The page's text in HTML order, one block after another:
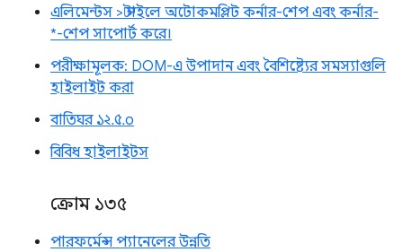
এলিমেন্টস > স্টাইলে অটোকমপ্লিট কর্নার-শেপ এবং কর্নার-
*-শেপ সাপোর্ট করে।
পরীক্ষামূলক: DOM-এ উপাদান এবং বৈশিষ্ট্যের সমস্যাগুলি
হাইলাইট করা
বাতিঘর ১২.৫.০
বিবিধ হাইলাইটস
ক্রোম ১৩৫
পারফর্মেন্স প্যানেলের উন্নতি